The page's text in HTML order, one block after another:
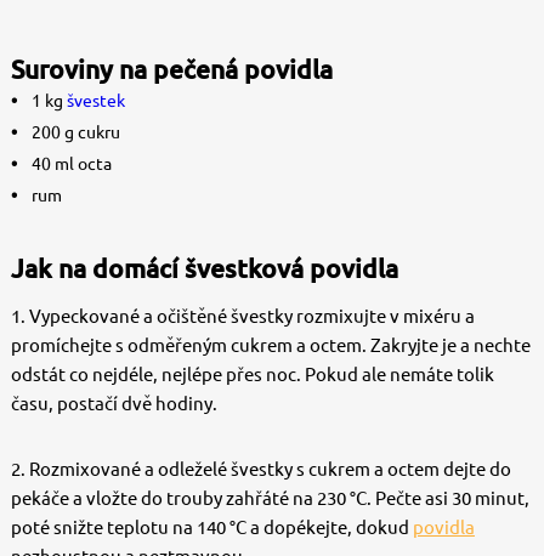
Suroviny na pečená povidla
1 kg švestek
200 g cukru
40 ml octa
rum
Jak na domácí švestková povidla
1. Vypeckované a očištěné švestky rozmixujte v mixéru a
promíchejte s odměřeným cukrem a octem. Zakryjte je a nechte
odstát co nejdéle, nejlépe přes noc. Pokud ale nemáte tolik
času, postačí dvě hodiny.
2. Rozmixované a odleželé švestky s cukrem a octem dejte do
pekáče a vložte do trouby zahřáté na 230 °C. Pečte asi 30 minut,
poté snižte teplotu na 140 °C a dopékejte, dokud povidla